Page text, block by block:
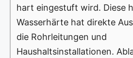
hart eingestuft wird. Diese
Wasserhärte hat direkte
die Rohrleitungen und
Haushaltsinstallationen.